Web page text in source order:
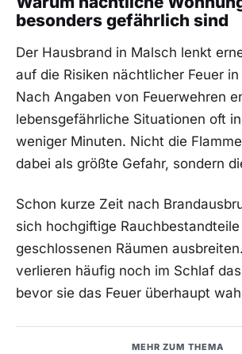
besonders gefährlich sind
Der Hausbrand in Malsch lenkt
auf die Risiken nächtlicher Feuer
Nach Angaben von Feuerwehren
lebensgefährliche Situationen oft
weniger Minuten. Nicht die
dabei als größte Gefahr, sondern
Schon kurze Zeit nach
sich hochgiftige Rauchbestandteile
geschlossenen Räumen
verlieren häufig noch im Schlaf
bevor sie das Feuer überhaupt
MEHR ZUM THEMA